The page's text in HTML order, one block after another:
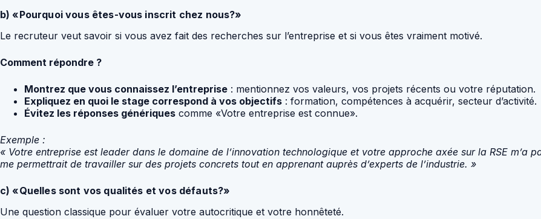
b) «Pourquoi vous êtes-vous inscrit chez nous?»
Le recruteur veut savoir si vous avez fait des recherches sur l’entreprise et si vous êtes vraiment motivé.
Comment répondre ?
Montrez que vous connaissez l’entreprise : mentionnez vos valeurs, vos projets récents ou votre réputation.
Expliquez en quoi le stage correspond à vos objectifs : formation, compétences à acquérir, secteur d’activité.
Évitez les réponses génériques comme «Votre entreprise est connue».
Exemple :
« Votre entreprise est leader dans le domaine de l’innovation technologique et votre approche axée sur la RSE m’a
me permettrait de travailler sur des projets concrets tout en apprenant auprès d’experts de l’industrie. »
c) «Quelles sont vos qualités et vos défauts?»
Une question classique pour évaluer votre autocritique et votre honnêteté.